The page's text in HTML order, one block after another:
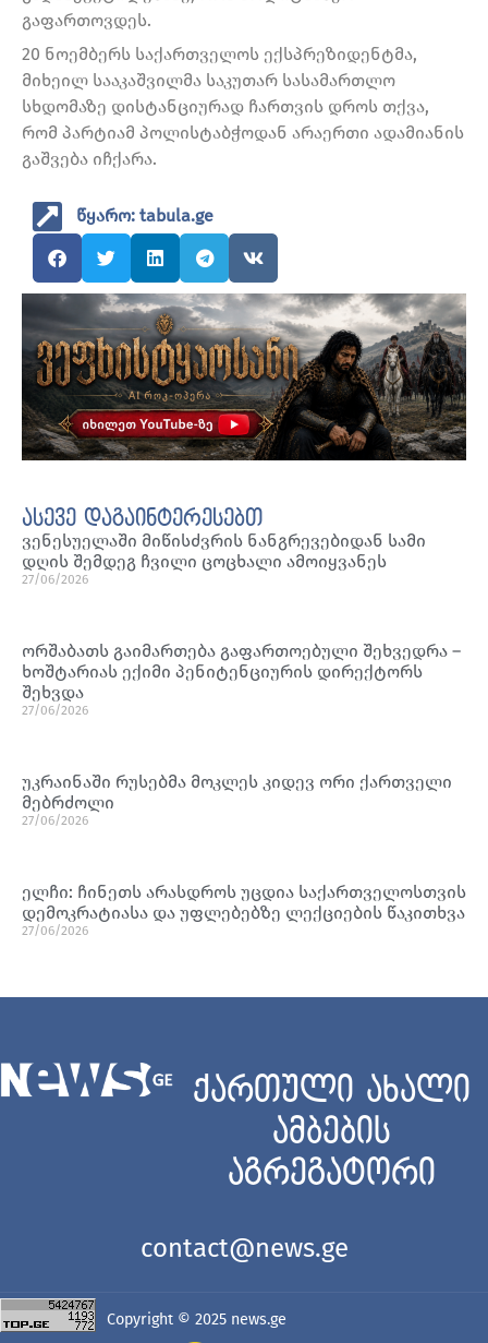
გაფართოვდეს.
20 ნოემბერს საქართველოს ექსპრეზიდენტმა,
მიხეილ სააკაშვილმა საკუთარ სასამართლო
სხდომაზე დისტანციურად ჩართვის დროს თქვა,
რომ პარტიამ პოლისტაბჭოდან არაერთი ადამიანის
გაშვება იჩქარა.
წყარო: tabula.ge
ასევე დაგაინტერესებთ
ვენესუელაში მიწისძვრის ნანგრევებიდან სამი
დღის შემდეგ ჩვილი ცოცხალი ამოიყვანეს
27/06/2026
ორშაბათს გაიმართება გაფართოებული შეხვედრა –
ხოშტარიას ექიმი პენიტენციურის დირექტორს
შეხვდა
27/06/2026
უკრაინაში რუსებმა მოკლეს კიდევ ორი ქართველი
მებრძოლი
27/06/2026
ელჩი: ჩინეთს არასდროს უცდია საქართველოსთვის
დემოკრატიასა და უფლებებზე ლექციების წაკითხვა
27/06/2026
ქართული ახალი
ამბების
აგრეგატორი
contact@news.ge
Copyright © 2025 news.ge